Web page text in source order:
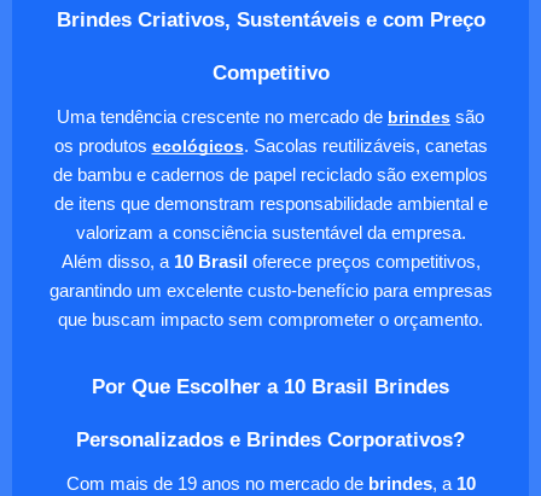
Brindes Criativos, Sustentáveis e com Preço
Competitivo
Uma tendência crescente no mercado de brindes são
os produtos ecológicos. Sacolas reutilizáveis, canetas
de bambu e cadernos de papel reciclado são exemplos
de itens que demonstram responsabilidade ambiental e
valorizam a consciência sustentável da empresa.
Além disso, a 10 Brasiloferece preços competitivos,
garantindo um excelente custo-benefício para empresas
que buscam impacto sem comprometer o orçamento.
Por Que Escolher a 10 Brasil Brindes
Personalizados e Brindes Corporativos?
Com mais de 19 anos no mercado de brindes, a 10